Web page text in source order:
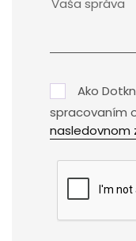
Ako
spracovaním
nasledovnom